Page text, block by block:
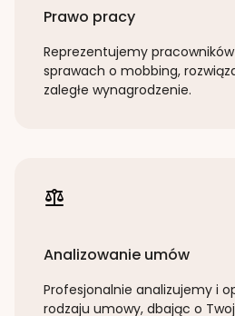
Prawo pracy
Reprezentujemy
sprawach o mobbing,
zaległe wynagrodzenie.
Analizowanie umów
Profesjonalnie analizujemy i
rodzaju umowy, dbając o